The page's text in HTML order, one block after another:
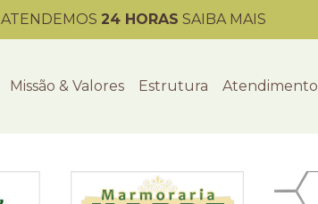
ATENDEMOS 24 HORAS SAIBA MAIS
Missão & Valores Estrutura Atendimento